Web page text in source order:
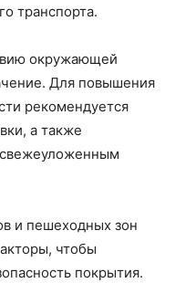
транспорта.
окружающей
Для повышения
рекомендуется
а также
свежеуложенным
и пешеходных зон
чтобы
покрытия.